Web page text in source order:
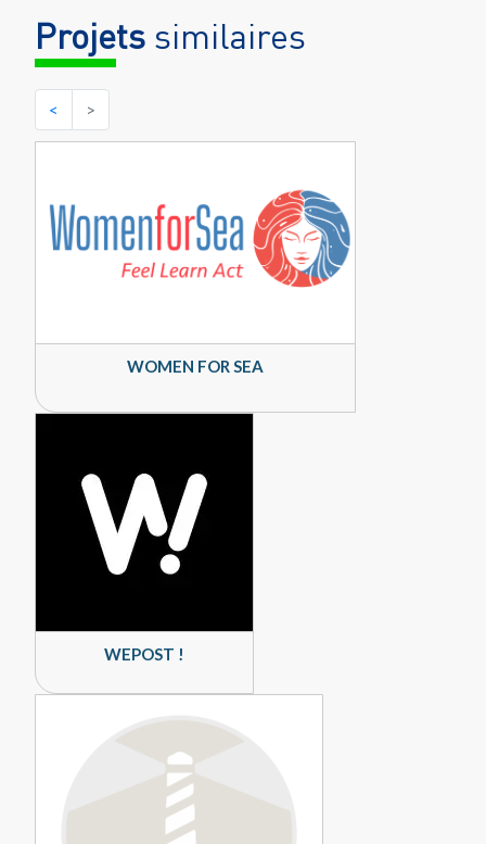
Projets similaires
< >
WOMEN FOR SEA
WEPOST !